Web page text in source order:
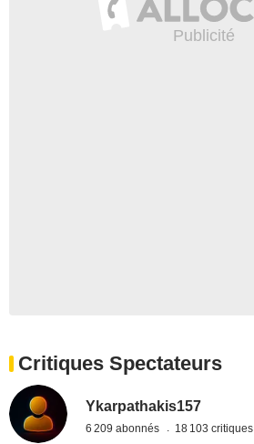
Critiques Spectateurs
Ykarpathakis157
6 209 abonnés 18 103 critiques